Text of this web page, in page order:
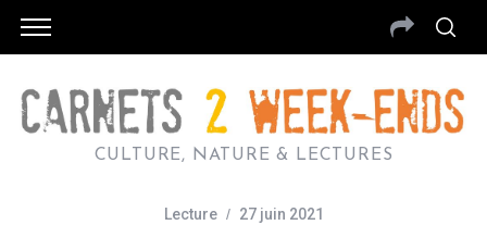
CULTURE, NATURE & LECTURES
Lecture 27 juin 2021